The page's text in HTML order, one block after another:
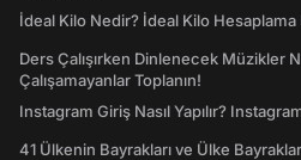
İdeal Kilo Nedir? İdeal Kilo Hesaplama
Ders Çalışırken Dinlenecek Müzikler
Çalışamayanlar Toplanın!
Instagram Giriş Nasıl Yapılır?
41 Ülkenin Bayrakları ve Ülke